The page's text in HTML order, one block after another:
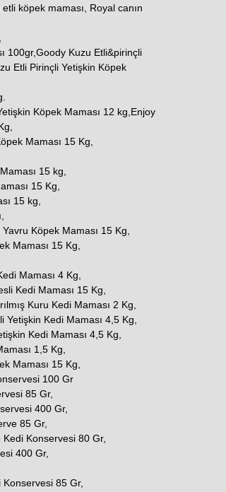
köpek maması, Royal canın
100gr,Goody Kuzu Etli&pirinçli
Etli Pirinçli Yetişkin Köpek
Köpek Maması 12 kg,Enjoy
Maması 15 Kg,
15 kg,
15 Kg,
15 kg,
Köpek Maması 15 Kg,
Maması 15 Kg,
Maması 4 Kg,
Kedi Maması 15 Kg,
Kuru Kedi Maması 2 Kg,
Kedi Maması 4,5 Kg,
Kedi Maması 4,5 Kg,
1,5 Kg,
Maması 15 Kg,
100 Gr
85 Gr,
400 Gr,
85 Gr,
Kedi Konservesi 80 Gr,
400 Gr,
Konservesi 85 Gr,